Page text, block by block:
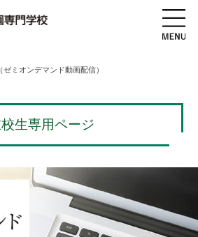
社会人・既卒者の方へ
ミオンデマンド動画配信）
生専用ページ